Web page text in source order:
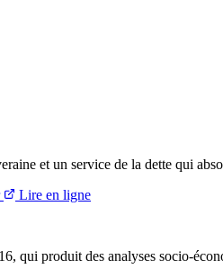
et un service de la dette qui
Lire en ligne
qui produit des analyses socio-